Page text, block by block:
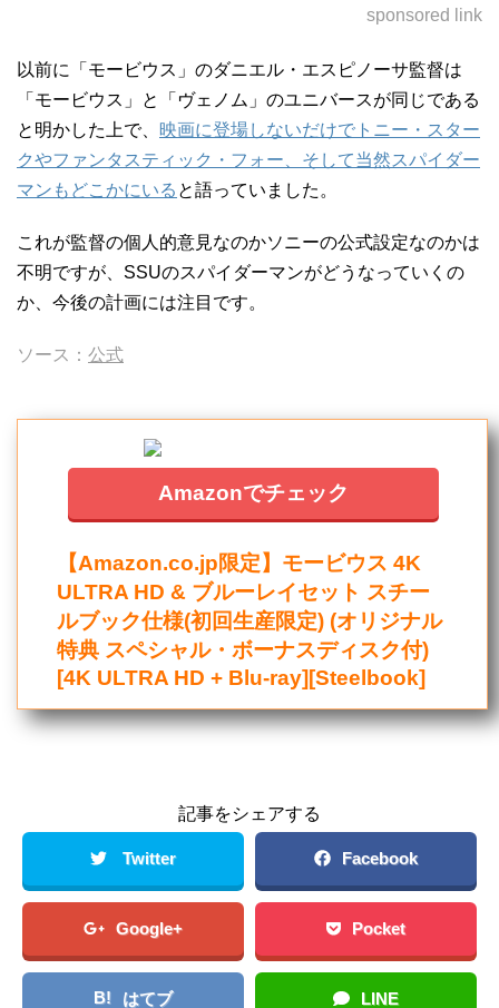
sponsored link
以前に「モービウス」のダニエル・エスピノーサ監督は
「モービウス」と「ヴェノム」のユニバースが同じである
と明かした上で、 映画に登場しないだけでトニー・スター
クやファンタスティック・フォー、そして当然スパイダー
マンもどこかにいる と語っていました。
これが監督の個人的意見なのかソニーの公式設定なのかは
不明ですが、SSUのスパイダーマンがどうなっていくの
か、今後の計画には注目です。
ソース： 公式
Amazonでチェック
【Amazon.co.jp限定】モービウス 4K
ULTRA HD & ブルーレイセット スチー
ルブック仕様(初回生産限定) (オリジナル
特典 スペシャル・ボーナスディスク付)
[4K ULTRA HD + Blu-ray][Steelbook]
記事をシェアする
Twitter Facebook
Google+ Pocket
B! はてブ LINE